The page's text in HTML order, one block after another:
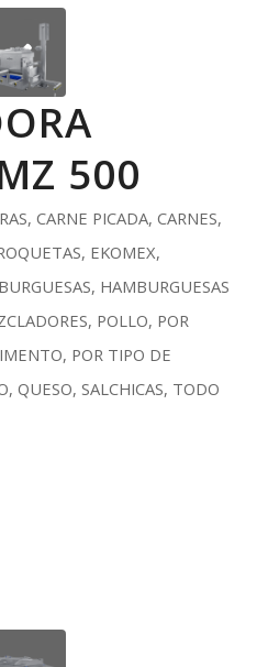
500
, CARNE PICADA, CARNES,
, EKOMEX,
, HAMBURGUESAS
, POLLO, POR
, POR TIPO DE
, QUESO, SALCHICAS, TODO